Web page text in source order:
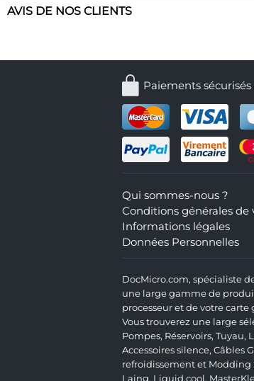
AVIS DE NOS CLIENTS
Paiements sécurisés
Qui sommes-nous ?
Conditions générales de
Informations légales
Données Personnelles
DocMicro.com, spécialiste
une large gamme de
processeur et de votre carte
Vous trouverez une large
Pompes, Réservoirs, Tuyau,
Accessoires silence, Câbles
refroidissement et Modding :
Laing, Liquid.cool ,